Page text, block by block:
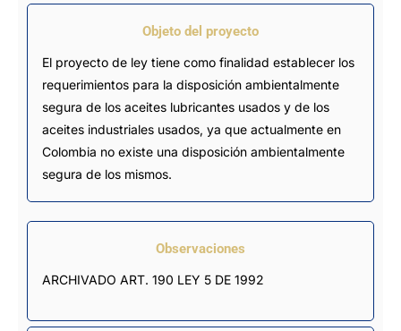
Objeto del proyecto
El proyecto de ley tiene como finalidad establecer los
requerimientos para la disposición ambientalmente
segura de los aceites lubricantes usados y de los
aceites industriales usados, ya que actualmente en
Colombia no existe una disposición ambientalmente
segura de los mismos.
Observaciones
ARCHIVADO ART. 190 LEY 5 DE 1992